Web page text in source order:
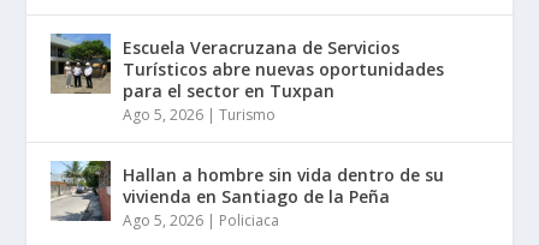
Escuela Veracruzana de Servicios
Turísticos abre nuevas oportunidades
para el sector en Tuxpan
Ago 5, 2026 |Turismo
Hallan a hombre sin vida dentro de su
vivienda en Santiago de la Peña
Ago 5, 2026 | Policiaca